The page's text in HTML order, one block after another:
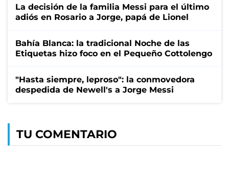
La decisión de la familia Messi para el último
adiós en Rosario a Jorge, papá de Lionel
Bahía Blanca: la tradicional Noche de las
Etiquetas hizo foco en el Pequeño Cottolengo
"Hasta siempre, leproso": la conmovedora
despedida de Newell's a Jorge Messi
TU COMENTARIO